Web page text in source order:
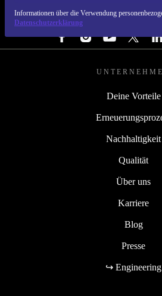
Informationen über die Verwendung
Datenschutzerklärung
FOLGE UNS
Deine Vorteile
Nachhaltigkeit
Qualität
Über uns
Karriere
Blog
Presse
↪ Engineering